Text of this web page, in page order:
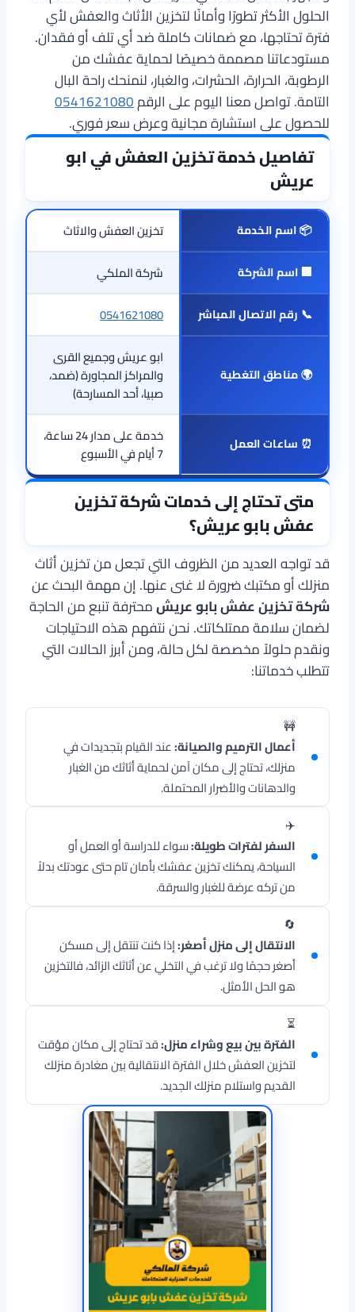
الحلول الأكثر تطورًا وأمانًا لتخزين الأثاث والعفش لأي
فترة تحتاجها، مع ضمانات كاملة ضد أي تلف أو فقدان.
مستودعاتنا مصممة خصيصًا لحماية عفشك من
الرطوبة، الحرارة، الحشرات، والغبار، لنمنحك راحة البال
التامة. تواصل معنا اليوم على الرقم0541621080
للحصول على استشارة مجانية وعرض سعر فوري.
تفاصيل خدمة تخزين العفش في ابو
عريش
📦اسم الخدمة تخزين العفش والاثاث
🏢اسم الشركة شركة الملكي
📞 رقم الاتصال المباشر 0541621080
🌍مناطق التغطية
ابو عريش وجميع القرى
والمراكز المجاورة (ضمد،
صبيا، أحد المسارحة)
⏰ ساعات العمل
خدمة على مدار 24 ساعة،
7 أيام في الأسبوع
متى تحتاج إلى خدمات شركة تخزين
عفش بابو عريش؟
قد تواجه العديد من الظروف التي تجعل من تخزين أثاث
منزلك أو مكتبك ضرورة لا غنى عنها. إن مهمة البحث عن
شركة تخزين عفش بابو عريشمحترفة تنبع من الحاجة
لضمان سلامة ممتلكاتك. نحن نتفهم هذه الاحتياجات
ونقدم حلولاً مخصصة لكل حالة، ومن أبرز الحالات التي
تتطلب خدماتنا:
🚧
أعمال الترميم والصيانة:عند القيام بتجديدات في
منزلك، تحتاج إلى مكان آمن لحماية أثاثك من الغبار
والدهانات والأضرار المحتملة.
✈️
السفر لفترات طويلة:سواء للدراسة أو العمل أو
السياحة، يمكنك تخزين عفشك بأمان تام حتى عودتك بدلاً
من تركه عرضة للغبار والسرقة.
🔄
الانتقال إلى منزل أصغر:إذا كنت تنتقل إلى مسكن
أصغر حجمًا ولا ترغب في التخلي عن أثاثك الزائد، فالتخزين
هو الحل الأمثل.
⏳
الفترة بين بيع وشراء منزل:قد تحتاج إلى مكان مؤقت
لتخزين العفش خلال الفترة الانتقالية بين مغادرة منزلك
القديم واستلام منزلك الجديد.